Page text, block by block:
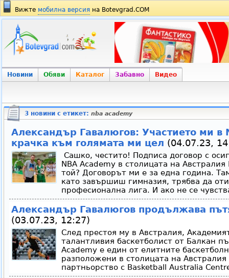
Вижте мобилна версия на Botevgrad.COM
Новини Обяви Каталог Забавно Видео
3 новини с етикет: nba academy
Александър Гавалюгов: Участието ми в
крачка към голямата ми цел (04.07.23,
Сашко, честито! Подписа договор с
NBA Academy в столицата на
той? Договорът ми е за една година.
като завършиш гимназия, трябва да
професионална лига. И ако не се
Александър Гавалюгов продължава
(03.07.23, 12:27)
След престоя му в Австралия,
талантливия баскетболист от Балкан
Academy e един от елитните
разположени в столицата на
партньорство с Basketball Australia